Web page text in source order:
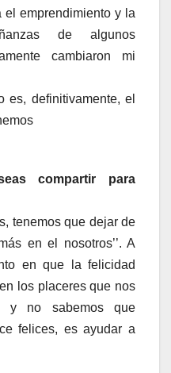
emprendimiento y la
de algunos
cambiaron mi
es, definitivamente, el
compartir para
tenemos que dejar de
en el nosotros’’. A
en que la felicidad
los placeres que nos
y no sabemos que
felices, es ayudar a